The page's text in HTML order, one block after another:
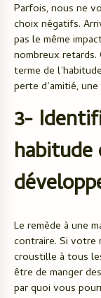
Parfois, nous ne
choix négatifs.
pas le même
nombreux
terme de
perte d’amitié,
3-
habitude
Le remède à une
contraire. Si votre
croustille à tous
être de manger
par quoi vous